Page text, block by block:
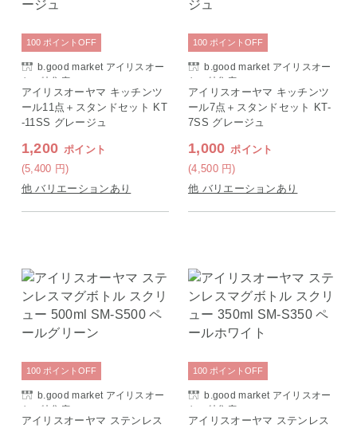
b.good market アイリスオー
ヤマ特集店
アイリスオーヤマ キッチンツ
ール11点＋スタンドセット KT
-11SS グレージュ
1,200 ポイント
(5,400 円)
100 ポイント OFF
他 バリエーションあり
b.good market アイリスオー
ヤマ特集店
アイリスオーヤマ キッチンツ
ール7点＋スタンドセット KT-
7SS グレージュ
1,000 ポイント
(4,500 円)
100 ポイント OFF
他 バリエーションあり
b.good market アイリスオー
ヤマ特集店
アイリスオーヤマ ステンレス
100 ポイント OFF
b.good market アイリスオー
ヤマ特集店
アイリスオーヤマ ステンレス
100 ポイント OFF